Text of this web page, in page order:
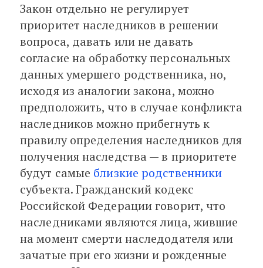
Закон отдельно не регулирует
приоритет наследников в решении
вопроса, давать или не давать
согласие на обработку персональных
данных умершего родственника, но,
исходя из аналогии закона, можно
предположить, что в случае конфликта
наследников можно прибегнуть к
правилу определения наследников для
получения наследства — в приоритете
будут самые близкие родственники
субъекта. Гражданский кодекс
Российской Федерации говорит, что
наследниками являются лица, жившие
на момент смерти наследодателя или
зачатые при его жизни и рожденные